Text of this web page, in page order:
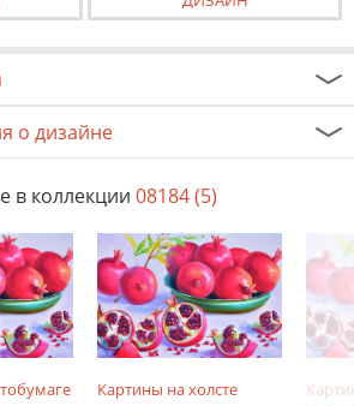
о дизайне
в коллекции 08184 (5)
Картины на холсте